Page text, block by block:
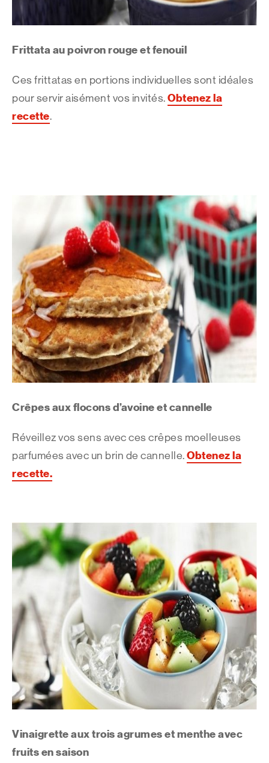
Frittata au poivron rouge et fenouil
Ces frittatas en portions individuelles sont idéales
pour servir aisément vos invités. Obtenez la
recette.
Crêpes aux flocons d’avoine et cannelle
Réveillez vos sens avec ces crêpes moelleuses
parfumées avec un brin de cannelle. Obtenez la
recette.
Vinaigrette aux trois agrumes et menthe avec
fruits en saison